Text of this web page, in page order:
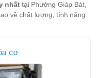
nhất tại Phường Giáp Bát,
về chất lượng, tính năng
cơ